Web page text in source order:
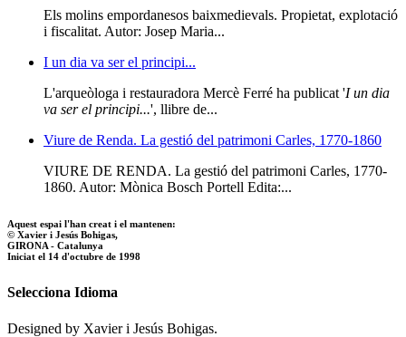
Els molins empordanesos baixmedievals. Propietat, explotació
i fiscalitat. Autor: Josep Maria...
I un dia va ser el principi...
L'arqueòloga i restauradora Mercè Ferré ha publicat 'I un dia
va ser el principi...', llibre de...
Viure de Renda. La gestió del patrimoni Carles, 1770-1860
VIURE DE RENDA. La gestió del patrimoni Carles, 1770-
1860. Autor: Mònica Bosch Portell Edita:...
Aquest espai l'han creat i el mantenen:
© Xavier i Jesús Bohigas,
GIRONA - Catalunya
Iniciat el 14 d'octubre de 1998
Selecciona Idioma
Designed by Xavier i Jesús Bohigas.